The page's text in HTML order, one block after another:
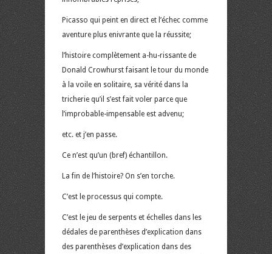
Picasso qui peint en direct et l’échec comme
aventure plus enivrante que la réussite;
l’histoire complètement a-hu-rissante de
Donald Crowhurst faisant le tour du monde
à la voile en solitaire, sa vérité dans la
tricherie qu’il s’est fait voler parce que
l’improbable-impensable est advenu;
etc. et j’en passe.
Ce n’est qu’un (bref) échantillon.
La fin de l’histoire? On s’en torche.
C’est le processus qui compte.
C’est le jeu de serpents et échelles dans les
dédales de parenthèses d’explication dans
des parenthèses d’explication dans des